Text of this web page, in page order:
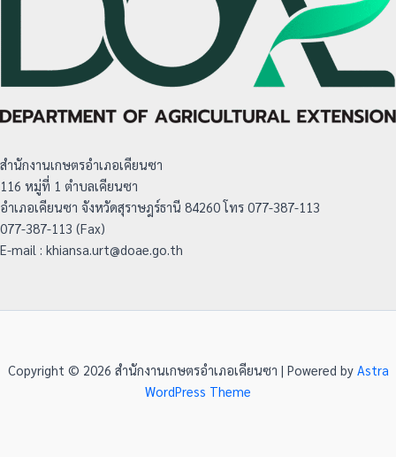
สำนักงานเกษตรอำเภอเคียนซา
116 หมู่ที่ 1 ตำบลเคียนซา
อำเภอเคียนซา จังหวัดสุราษฎร์ธานี 84260 โทร 077-387-113
077-387-113 (Fax)
E-mail : khiansa.urt@doae.go.th
Copyright © 2026 สำนักงานเกษตรอำเภอเคียนซา | Powered by Astra
WordPress Theme